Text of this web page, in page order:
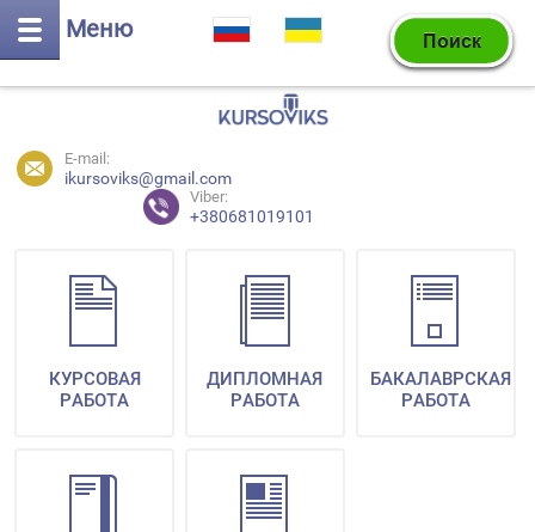
Меню
E-mail:
ikursoviks@gmail.com
Viber:
+380681019101
КУРСОВАЯ
РАБОТА
ДИПЛОМНАЯ
РАБОТА
БАКАЛАВРСКАЯ
РАБОТА